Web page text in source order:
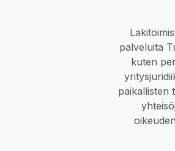
palveluita
kuten
paikallisten